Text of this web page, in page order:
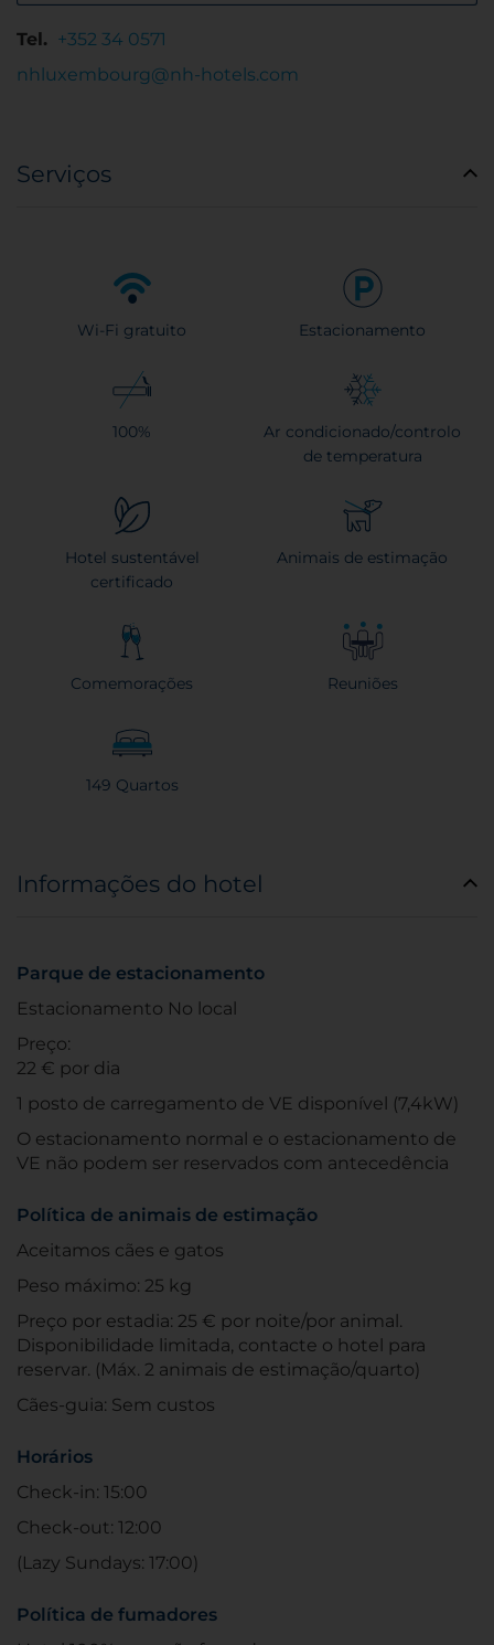
Tel. +352 34 0571
nhluxembourg@nh-hotels.com
Serviços
Wi-Fi gratuito Estacionamento
100%
Ar condicionado/controlo
de temperatura
Hotel sustentável
certificado
Animais de estimação
Comemorações Reuniões
149 Quartos
Informações do hotel
Parque de estacionamento
Estacionamento No local
Preço:
22 € por dia
1 posto de carregamento de VE disponível (7,4kW)
O estacionamento normal e o estacionamento de
VE não podem ser reservados com antecedência
Política de animais de estimação
Aceitamos cães e gatos
Peso máximo: 25 kg
Preço por estadia: 25 € por noite/por animal.
Disponibilidade limitada, contacte o hotel para
reservar. (Máx. 2 animais de estimação/quarto)
Cães-guia: Sem custos
Horários
Check-in: 15:00
Check-out: 12:00
(Lazy Sundays: 17:00)
Política de fumadores